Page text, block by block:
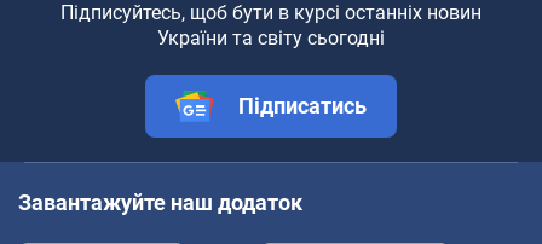
Підписуйтесь, щоб бути в курсі останніх новин
України та світу сьогодні
Підписатись
Завантажуйте наш додаток